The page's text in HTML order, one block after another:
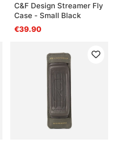
C&F Design Streamer Fly
Case - Small Black
€39.90